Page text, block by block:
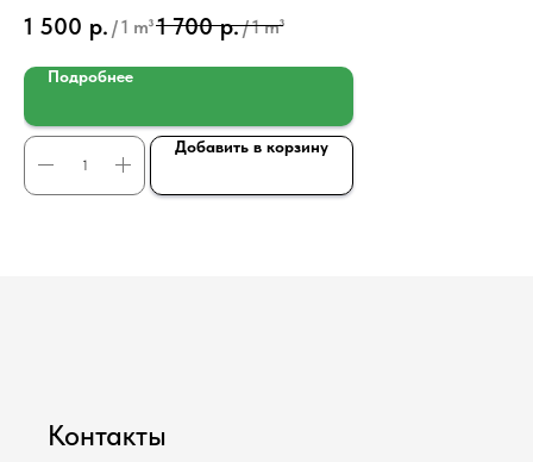
1 500 р. /1 m³1 700 р./1 m³
Подробнее
Добавить в корзину
Контакты